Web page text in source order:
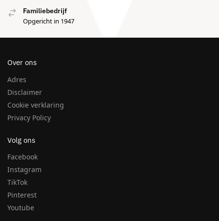
Familiebedrijf
Opgericht in 1947
Over ons
Adres
Disclaimer
Cookie verklaring
Privacy Policy
Volg ons
Facebook
Instagram
TikTok
Pinterest
Youtube